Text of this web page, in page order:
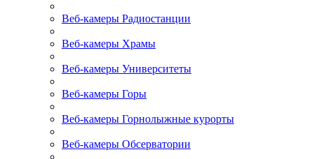
Веб-камеры Радиостанции
Веб-камеры Храмы
Веб-камеры Университеты
Веб-камеры Горы
Веб-камеры Горнолыжные курорты
Веб-камеры Обсерватории